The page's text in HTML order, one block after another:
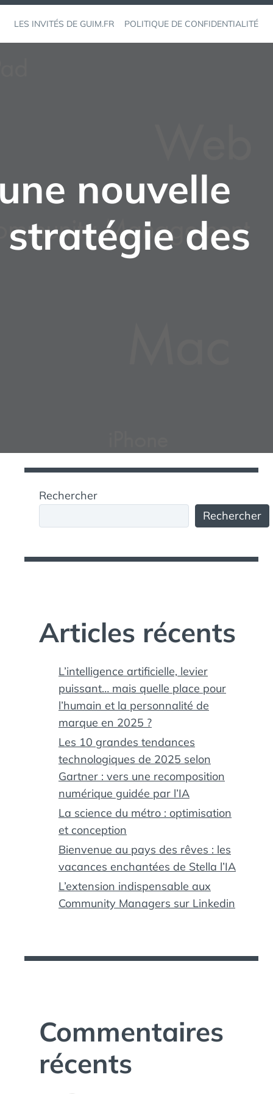
LES INVITÉS DE GUIM.FR POLITIQUE DE CONFIDENTIALITÉ
nouvelle
des
Rechercher
Rechercher
Articles récents
L’intelligence artificielle, levier
puissant… mais quelle place pour
l’humain et la personnalité de
marque en 2025 ?
Les 10 grandes tendances
technologiques de 2025 selon
Gartner : vers une recomposition
numérique guidée par l’IA
La science du métro : optimisation
et conception
Bienvenue au pays des rêves : les
vacances enchantées de Stella l’IA
L’extension indispensable aux
Community Managers sur Linkedin
Commentaires
récents